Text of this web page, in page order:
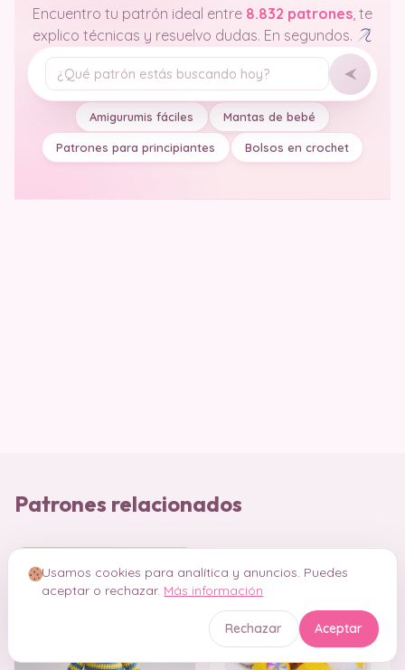
Encuentro tu patrón ideal entre 8.832 patrones, te
explico técnicas y resuelvo dudas. En segundos.
Tu pregunta
Amigurumis fáciles Mantas de bebé
Patrones para principiantes Bolsos en crochet
Patrones relacionados
Amigurumis
Usamos cookies para analítica y anuncios. Puedes
aceptar o rechazar. Más información
Rechazar Aceptar